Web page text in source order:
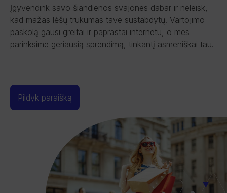
Įgyvendink savo šiandienos svajones dabar ir neleisk,
kad mažas lėšų trūkumas tave sustabdytų. Vartojimo
paskolą gausi greitai ir paprastai internetu, o mes
parinksime geriausią sprendimą, tinkantį asmeniškai tau.
Pildyk paraišką